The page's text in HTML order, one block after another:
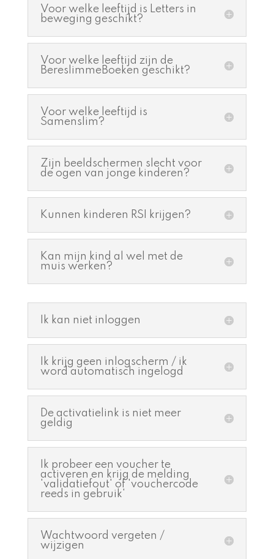
Voor welke leeftijd is Letters in
beweging geschikt?
Voor welke leeftijd zijn de
BereslimmeBoeken geschikt?
Voor welke leeftijd is
Samenslim?
Zijn beeldschermen slecht voor
de ogen van jonge kinderen?
Kunnen kinderen RSI krijgen?
Kan mijn kind al wel met de
muis werken?
Ik kan niet inloggen
Ik krijg geen inlogscherm / ik
word automatisch ingelogd
De activatielink is niet meer
geldig
Ik probeer een voucher te
activeren en krijg de melding
'validatiefout' of 'vouchercode
reeds in gebruik'
Wachtwoord vergeten /
wijzigen